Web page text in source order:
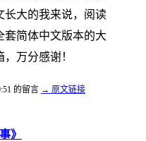
长大的我来说，阅读
套简体中文版本的大
万分感谢！
的留言 → 原文链接
》